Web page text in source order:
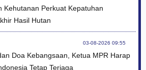
Kehutanan Perkuat Kepatuhan
Hasil Hutan
03-08-2026 09:55
Doa Kebangsaan, Ketua MPR Harap
Tetap Terjaga